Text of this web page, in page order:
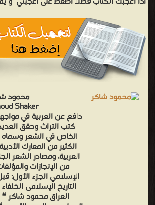
محمود
Shaker
دافع عن العربية في
كتب التراث وحقق
الخاص في الشعر
الكثير من المعارك
العربية، ومصادر الشعر
من الإنجازات
الإسلامي الجزء الأول:
التاريخ الإسلامى
العراق محمود شاكر ❝